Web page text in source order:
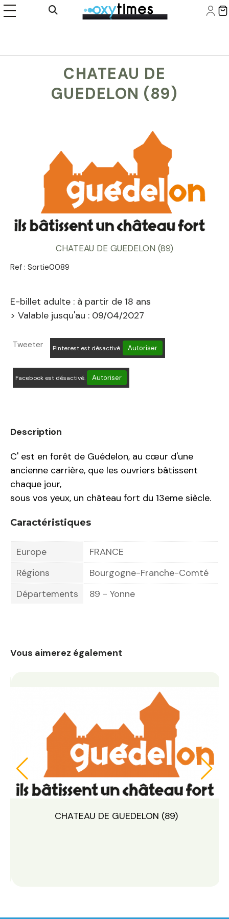
Ouvrir la recherche
CHATEAU DE
GUEDELON (89)
CHATEAU DE GUEDELON (89)
Ref : Sortie0089
E-billet adulte : à partir de 18 ans
> Valable jusqu'au : 09/04/2027
Tweeter Pinterest est désactivé. Autoriser
Facebook est désactivé. Autoriser
Description
C' est en forêt de Guédelon, au cœur d'une
ancienne carrière, que les ouvriers bâtissent
chaque jour,
sous vos yeux, un château fort du 13eme siècle.
Caractéristiques
Europe
FRANCE
Régions
Bourgogne-Franche-Comté
Départements
89 - Yonne
Vous aimerez également
(89) CHATEAU DE
Panneau de gestion des cookies